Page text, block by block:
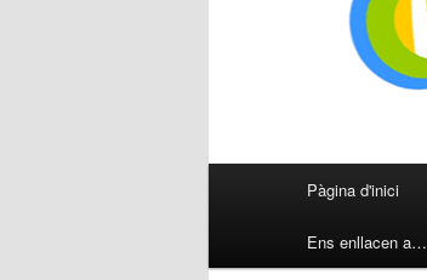
Aneu
al
Aneu
al
Pàgina d'inici
Ens enllacen a…